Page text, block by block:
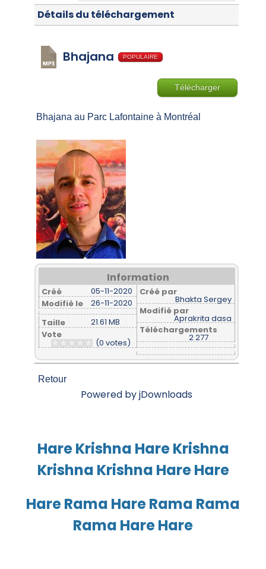
Détails du téléchargement
Bhajana POPULAIRE
Télécharger
Bhajana au Parc Lafontaine à Montréal
Information
Créé
05-11-2020
Modifié le
26-11-2020
Taille
21.61 MB
Vote
(0 votes)
Créé par
Bhakta Sergey
Modifié par
Aprakrita dasa
Téléchargements
2 277
Retour
Powered by jDownloads
Hare Krishna Hare Krishna
Krishna Krishna Hare Hare
Hare Rama Hare Rama Rama
Rama Hare Hare